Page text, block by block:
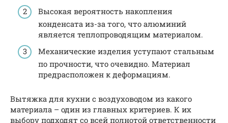
Высокая вероятность накопления
конденсата из-за того, что алюминий
является теплопроводящим материалом.
Механические изделия уступают стальным
по прочности, что очевидно. Материал
предрасположен к деформациям.
Вытяжка для кухни с воздуховодом из какого
материала – один из главных критериев. К их
выбору подходят со всей полнотой ответственности